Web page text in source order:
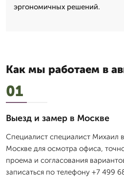
эргономичных решений.
Как мы работаем в
01
Выезд и замер в Москве
Специалист специалист Михаил
Москве для осмотра офиса,
проема и согласования
записаться по телефону +7 499